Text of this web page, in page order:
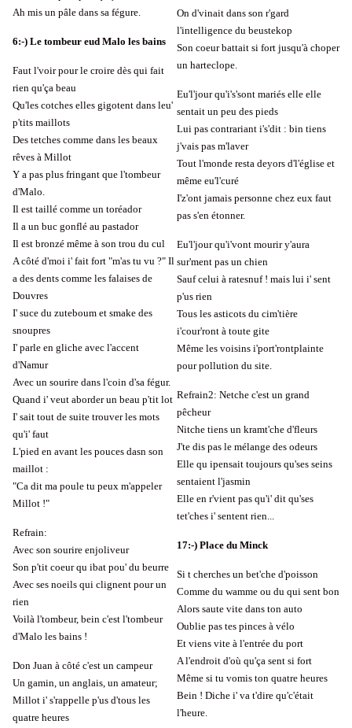
Ah mis un pâle dans sa fégure.
6:-) Le tombeur eud Malo les bains
Faut l'voir pour le croire dès qui fait
rien qu'ça beau
Qu'les cotches elles gigotent dans leu'
p'tits maillots
Des tetches comme dans les beaux
rêves à Millot
Y a pas plus fringant que l'tombeur
d'Malo.
Il est taillé comme un toréador
Il a un buc gonflé au pastador
Il est bronzé même à son trou du cul
A côté d'moi i' fait fort "m'as tu vu ?" Il
a des dents comme les falaises de
Douvres
I' suce du zuteboum et smake des
snoupres
I' parle en gliche avec l'accent
d'Namur
Avec un sourire dans l'coin d'sa fégur.
Quand i' veut aborder un beau p'tit lot
I' sait tout de suite trouver les mots
qu'i' faut
L'pied en avant les pouces dasn son
maillot :
"Ca dit ma poule tu peux m'appeler
Millot !"
Refrain:
Avec son sourire enjoliveur
Son p'tit coeur qu ibat pou' du beurre
Avec ses noeils qui clignent pour un
rien
Voilà l'tombeur, bein c'est l'tombeur
d'Malo les bains !
Don Juan à côté c'est un campeur
Un gamin, un anglais, un amateur;
Millot i' s'rappelle p'us d'tous les
quatre heures
On d'vinait dans son r'gard
l'intelligence du beustekop
Son coeur battait si fort jusqu'à choper
un harteclope.
Eu'l'jour qu'i's'sont mariés elle elle
sentait un peu des pieds
Lui pas contrariant i's'dit : bin tiens
j'vais pas m'laver
Tout l'monde resta deyors d'l'église et
même eu'l'curé
I'z'ont jamais personne chez eux faut
pas s'en étonner.
Eu'l'jour qu'i'vont mourir y'aura
sur'ment pas un chien
Sauf celui à ratesnuf ! mais lui i' sent
p'us rien
Tous les asticots du cim'tière
i'cour'ront à toute gite
Même les voisins i'port'rontplainte
pour pollution du site.
Refrain2: Netche c'est un grand
pêcheur
Nitche tiens un kramt'che d'fleurs
J'te dis pas le mélange des odeurs
Elle qu ipensait toujours qu'ses seins
sentaient l'jasmin
Elle en r'vient pas qu'i' dit qu'ses
tet'ches i' sentent rien...
17:-) Place du Minck
Si t cherches un bet'che d'poisson
Comme du wamme ou du qui sent bon
Alors saute vite dans ton auto
Oublie pas tes pinces à vélo
Et viens vite à l'entrée du port
A l'endroit d'où qu'ça sent si fort
Même si tu vomis ton quatre heures
Bein ! Diche i' va t'dire qu'c'était
l'heure.